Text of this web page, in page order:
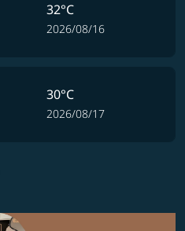
32°C
2026/08/16
30°C
2026/08/17